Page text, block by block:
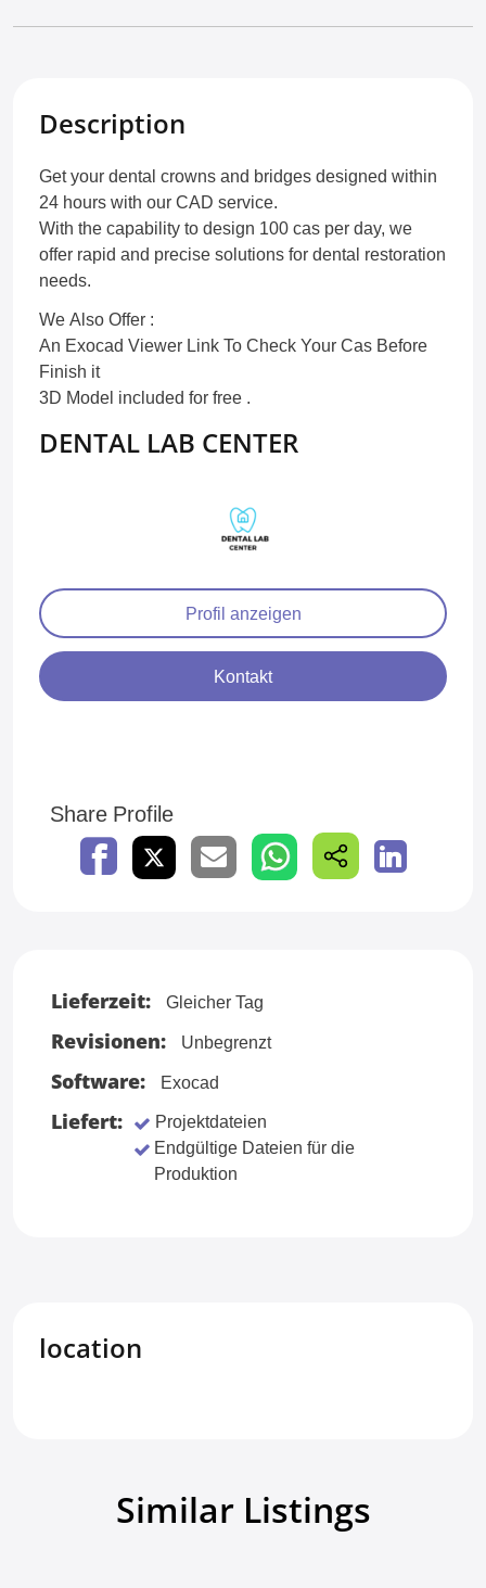
Description
Get your dental crowns and bridges designed within
24 hours with our CAD service.
With the capability to design 100 cas per day, we
offer rapid and precise solutions for dental restoration
needs.
We Also Offer :
An Exocad Viewer Link To Check Your Cas Before
Finish it
3D Model included for free .
DENTAL LAB CENTER
Profil anzeigen
Kontakt
Share Profile
Lieferzeit: Gleicher Tag
Revisionen: Unbegrenzt
Software: Exocad
Liefert:
Projektdateien
Endgültige Dateien für die
Produktion
location
Similar Listings